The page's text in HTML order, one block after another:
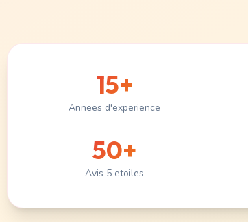
15+
Annees d'experience
50+
Avis 5 etoiles